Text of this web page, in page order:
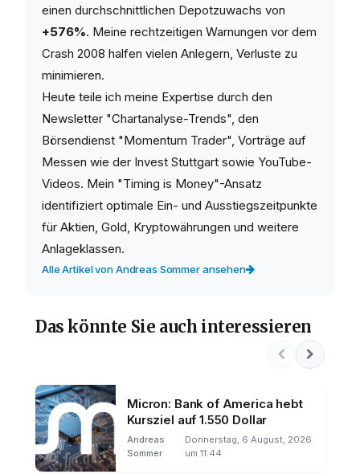
einen durchschnittlichen Depotzuwachs von
+576%. Meine rechtzeitigen Warnungen vor dem
Crash 2008 halfen vielen Anlegern, Verluste zu
minimieren.
Heute teile ich meine Expertise durch den
Newsletter "Chartanalyse-Trends", den
Börsendienst "Momentum Trader", Vorträge auf
Messen wie der Invest Stuttgart sowie YouTube-
Videos. Mein "Timing is Money"-Ansatz
identifiziert optimale Ein- und Ausstiegszeitpunkte
für Aktien, Gold, Kryptowährungen und weitere
Anlageklassen.
Alle Artikel von Andreas Sommer ansehen
Das könnte Sie auch interessieren
Micron: Bank of America hebt
Kursziel auf 1.550 Dollar
Andreas
Sommer
Donnerstag, 6 August, 2026
um 11:44